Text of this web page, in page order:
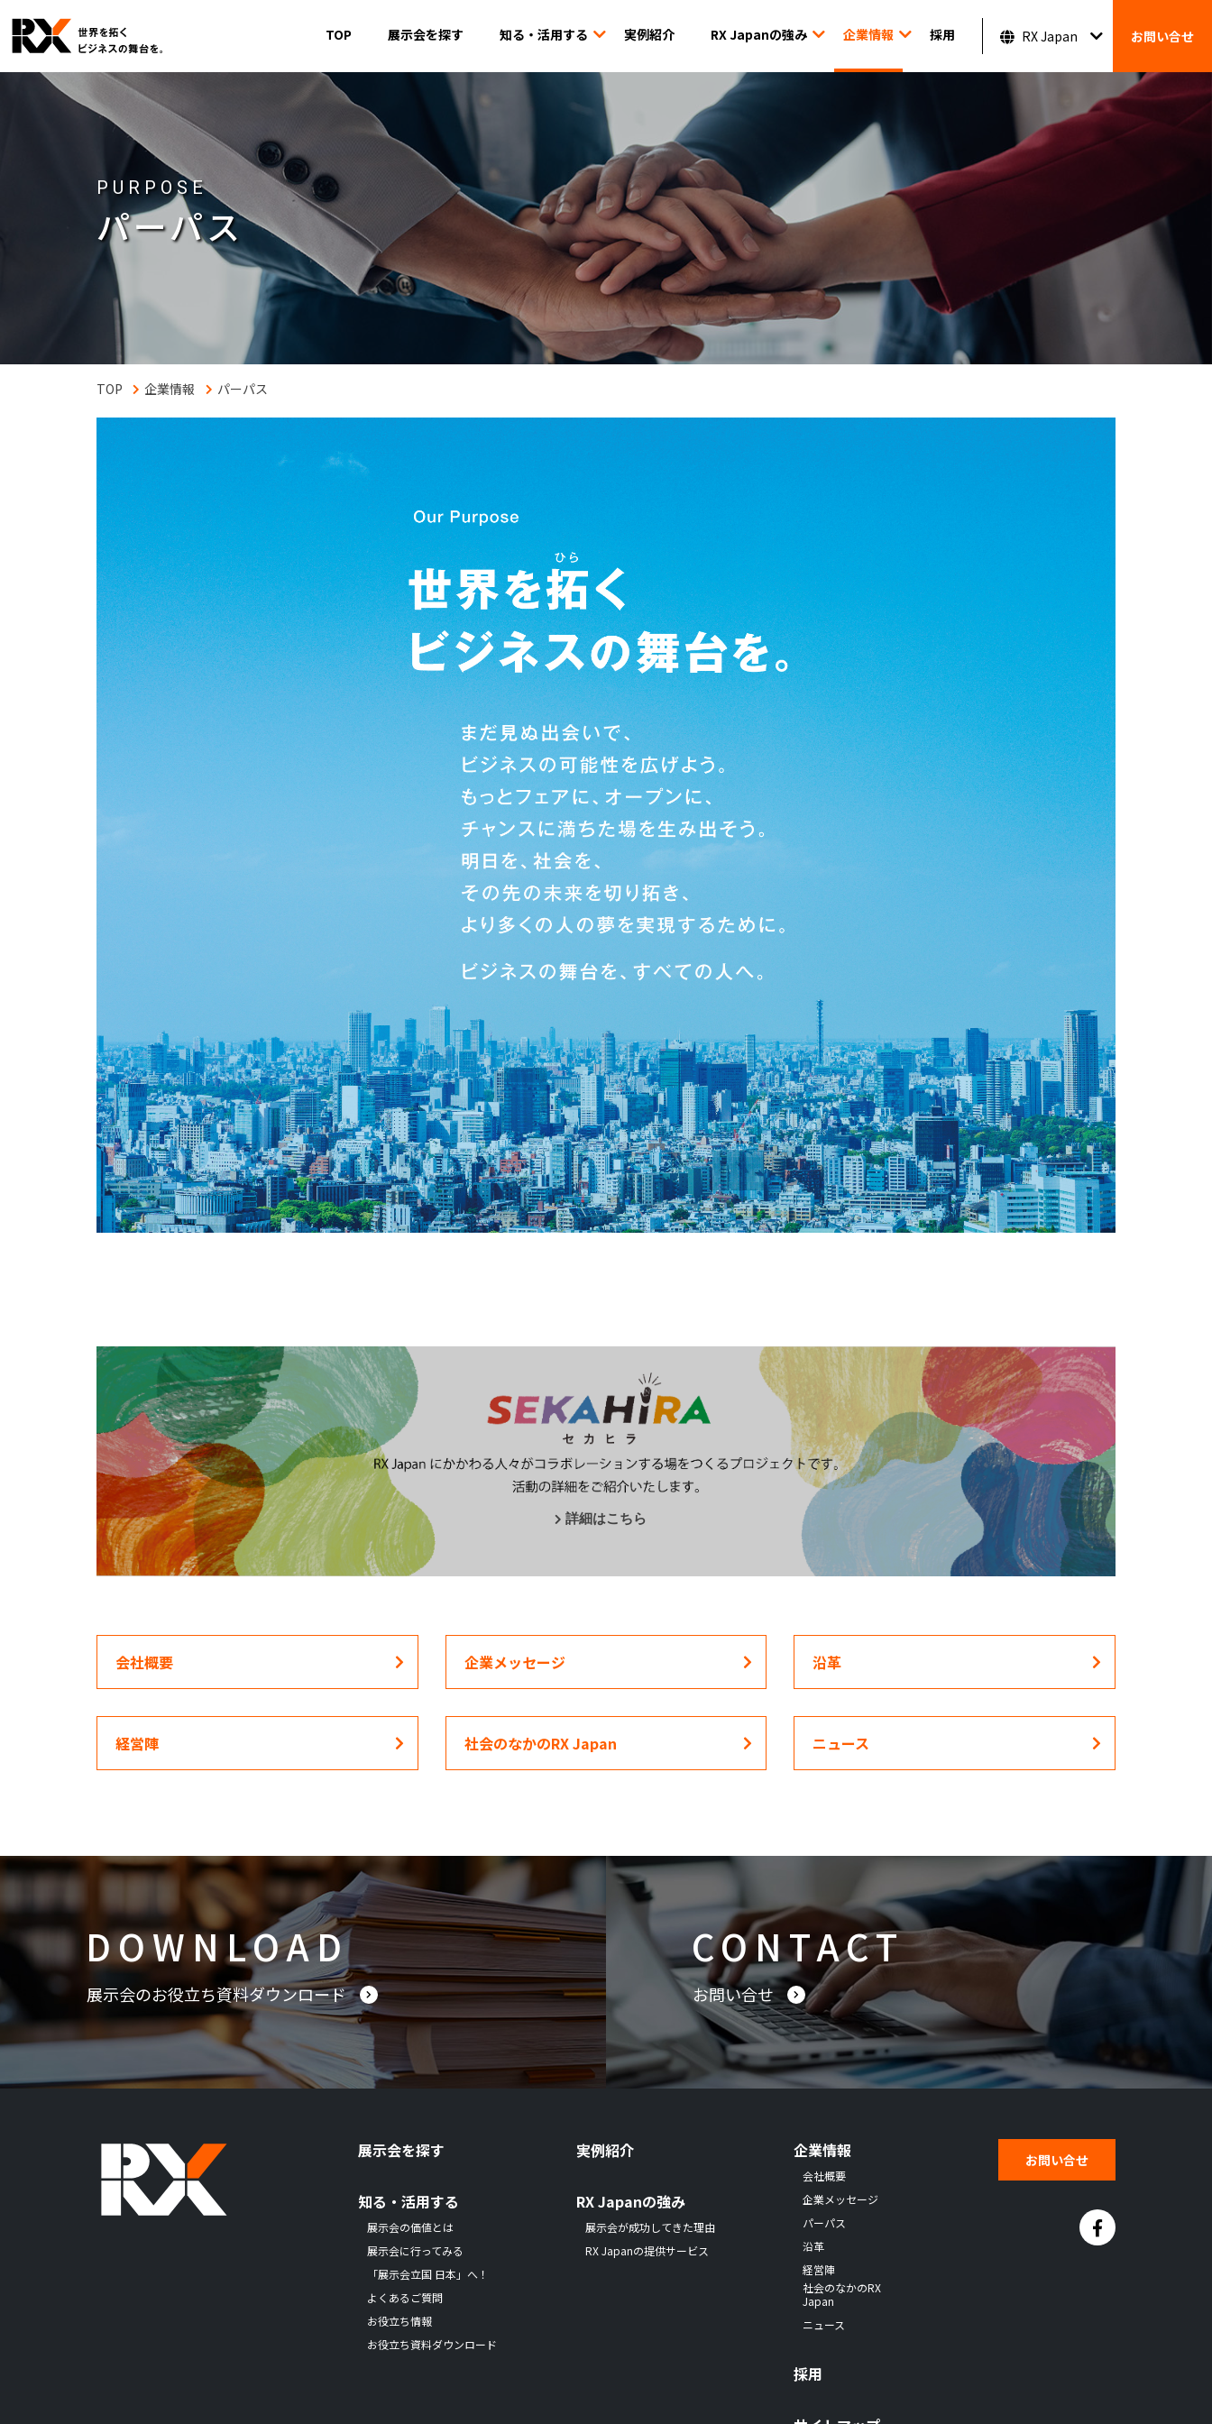
TOP 展示会を探す 知る・活用する 実例紹介 RX Japanの強み 企業情報 採用 RX Japan お問い合せ
PURPOSE
パーパス
企業情報 パーパス
詳細はこちら
会社概要 企業メッセージ 沿革
経営陣 社会のなかのRX Japan ニュース
DOWNLOAD
展示会のお役立ち資料ダウンロード
CONTACT
お問い合せ
展示会を探す
知る・活用する
展示会の価値とは
展示会に行ってみる
「展示会立国 日本」へ！
よくあるご質問
お役立ち情報
お役立ち資料ダウンロード
実例紹介
RX Japanの強み
展示会が成功してきた理由
RX Japanの提供サービス
企業情報
会社概要
企業メッセージ
パーパス
沿革
経営陣
社会のなかのRX
Japan
ニュース
採用
お問い合せ